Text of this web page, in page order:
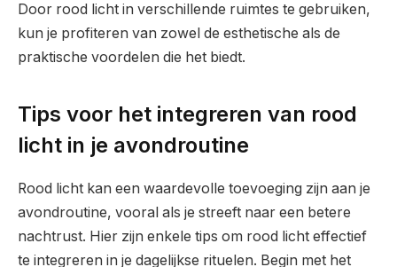
Door rood licht in verschillende ruimtes te gebruiken,
kun je profiteren van zowel de esthetische als de
praktische voordelen die het biedt.
Tips voor het integreren van rood
licht in je avondroutine
Rood licht kan een waardevolle toevoeging zijn aan je
avondroutine, vooral als je streeft naar een betere
nachtrust. Hier zijn enkele tips om rood licht effectief
te integreren in je dagelijkse rituelen. Begin met het